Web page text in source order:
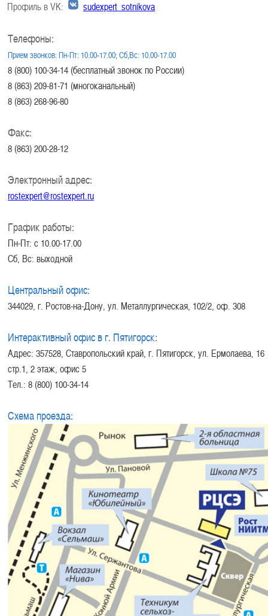
Профиль в VK: sudexpert_sotnikova
Телефоны:
Прием звонков: Пн-Пт: 10.00-17.00; Сб,Вс: 10.00-17.00
8 (800) 100-34-14 (бесплатный звонок по России)
8 (863) 209-81-71 (многоканальный)
8 (863) 268-96-80
Факс:
8 (863) 200-28-12
Электронный адрес:
rostexpert@rostexpert.ru
График работы:
Пн-Пт: с 10.00-17.00
Сб, Вс: выходной
Центральный офис:
344029, г. Ростов-на-Дону, ул. Металлургическая, 102/2, оф. 308
Интерактивный офис в г. Пятигорск:
Адрес: 357528, Ставропольский край, г. Пятигорск, ул. Ермолаева, 16
стр.1, 2 этаж, офис 5
Тел.: 8 (800) 100-34-14
Схема проезда: